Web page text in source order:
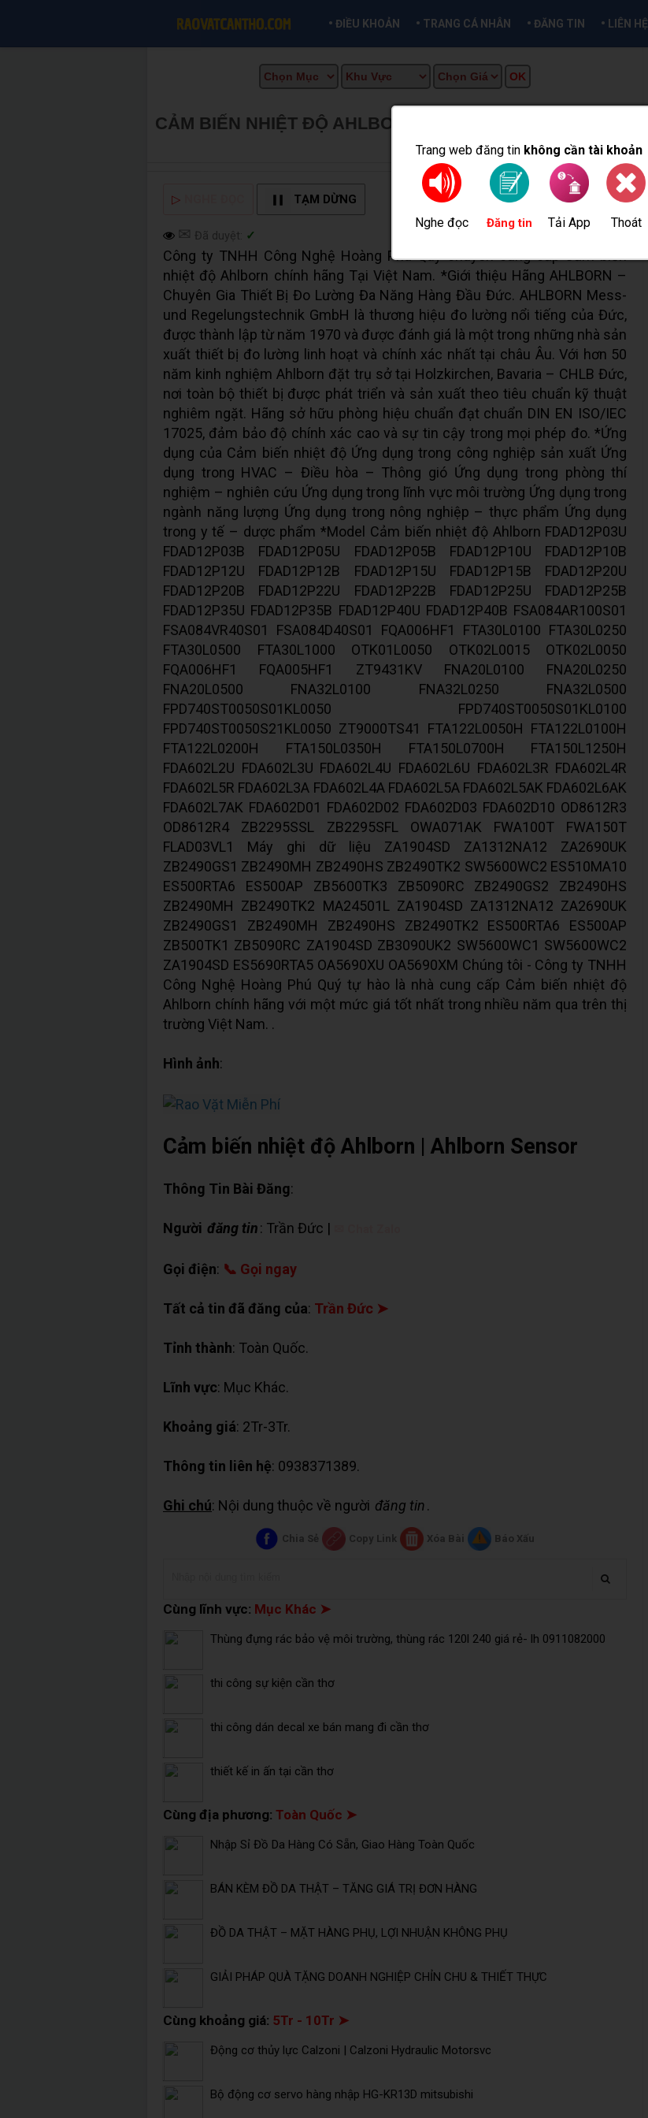
Trang web đăng tin không cần tài khoản
Nghe đọc Đăng tin Tải App Thoát
• ĐIỀU KHOẢN • TRANG CÁ NHÂN • ĐĂNG TIN • LIÊN HỆ
CẢM BIẾN NHIỆT ĐỘ AHLBORN | AHLBORN SENSOR
▷ TẠM DỪNG
✉ Đã duyệt: ✓
Công ty TNHH Công Nghệ Hoàng Phú Quý chuyên cung cấp Cảm biến
nhiệt độ Ahlborn chính hãng Tại Việt Nam. *Giới thiệu Hãng AHLBORN –
Chuyên Gia Thiết Bị Đo Lường Đa Năng Hàng Đầu Đức. AHLBORN Mess-
und Regelungstechnik GmbH là thương hiệu đo lường nổi tiếng của Đức,
được thành lập từ năm 1970 và được đánh giá là một trong những nhà sản
xuất thiết bị đo lường linh hoạt và chính xác nhất tại châu Âu. Với hơn 50
năm kinh nghiệm Ahlborn đặt trụ sở tại Holzkirchen, Bavaria – CHLB Đức,
nơi toàn bộ thiết bị được phát triển và sản xuất theo tiêu chuẩn kỹ thuật
nghiêm ngặt. Hãng sở hữu phòng hiệu chuẩn đạt chuẩn DIN EN ISO/IEC
17025, đảm bảo độ chính xác cao và sự tin cậy trong mọi phép đo. *Ứng
dụng của Cảm biến nhiệt độ Ứng dụng trong công nghiệp sản xuất Ứng
dụng trong HVAC – Điều hòa – Thông gió Ứng dụng trong phòng thí
nghiệm – nghiên cứu Ứng dụng trong lĩnh vực môi trường Ứng dụng trong
ngành năng lượng Ứng dụng trong nông nghiệp – thực phẩm Ứng dụng
trong y tế – dược phẩm *Model Cảm biến nhiệt độ Ahlborn FDAD12P03U
FDAD12P03B FDAD12P05U FDAD12P05B FDAD12P10U FDAD12P10B
FDAD12P12U FDAD12P12B FDAD12P15U FDAD12P15B FDAD12P20U
FDAD12P20B FDAD12P22U FDAD12P22B FDAD12P25U FDAD12P25B
FDAD12P35U FDAD12P35B FDAD12P40U FDAD12P40B FSA084AR100S01
FSA084VR40S01 FSA084D40S01 FQA006HF1 FTA30L0100 FTA30L0250
FTA30L0500 FTA30L1000 OTK01L0050 OTK02L0015 OTK02L0050
FQA006HF1 FQA005HF1 ZT9431KV FNA20L0100 FNA20L0250
FNA20L0500 FNA32L0100 FNA32L0250 FNA32L0500
FPD740ST0050S01KL0050 FPD740ST0050S01KL0100
FPD740ST0050S21KL0050 ZT9000TS41 FTA122L0050H FTA122L0100H
FTA122L0200H FTA150L0350H FTA150L0700H FTA150L1250H
FDA602L2U FDA602L3U FDA602L4U FDA602L6U FDA602L3R FDA602L4R
FDA602L5R FDA602L3A FDA602L4A FDA602L5A FDA602L5AK FDA602L6AK
FDA602L7AK FDA602D01 FDA602D02 FDA602D03 FDA602D10 OD8612R3
OD8612R4 ZB2295SSL ZB2295SFL OWA071AK FWA100T FWA150T
FLAD03VL1 Máy ghi dữ liệu ZA1904SD ZA1312NA12 ZA2690UK
ZB2490GS1 ZB2490MH ZB2490HS ZB2490TK2 SW5600WC2 ES510MA10
ES500RTA6 ES500AP ZB5600TK3 ZB5090RC ZB2490GS2 ZB2490HS
ZB2490MH ZB2490TK2 MA24501L ZA1904SD ZA1312NA12 ZA2690UK
ZB2490GS1 ZB2490MH ZB2490HS ZB2490TK2 ES500RTA6 ES500AP
ZB500TK1 ZB5090RC ZA1904SD ZB3090UK2 SW5600WC1 SW5600WC2
ZA1904SD ES5690RTA5 OA5690XU OA5690XM Chúng tôi - Công ty TNHH
Công Nghệ Hoàng Phú Quý tự hào là nhà cung cấp Cảm biến nhiệt độ
Ahlborn chính hãng với một mức giá tốt nhất trong nhiều năm qua trên thị
trường Việt Nam. .
Hình ảnh:
Cảm biến nhiệt độ Ahlborn | Ahlborn Sensor
Thông Tin Bài Đăng:
Người đăng tin: Trần Đức |
Gọi điện: 📞 Gọi ngay
Tất cả tin đã đăng của: Trần Đức ➤
Tỉnh thành: Toàn Quốc.
Lĩnh vực: Mục Khác.
Khoảng giá: 2Tr-3Tr.
Thông tin liên hệ: 0938371389.
Ghi chú: Nội dung thuộc về người đăng tin.
Chia Sẻ Copy Link Xóa Bài Báo Xấu
Cùng lĩnh vực: Mục Khác ➤
Thùng đựng rác bảo vệ môi trường, thùng rác 120l 240 giá rẻ- lh 0911082000
thi công sự kiện cần thơ
thi công dán decal xe bán mang đi cần thơ
thiết kế in ấn tại cần thơ
Cùng địa phương: Toàn Quốc ➤
Nhập Sỉ Đồ Da Hàng Có Sẵn, Giao Hàng Toàn Quốc
BÁN KÈM ĐỒ DA THẬT – TĂNG GIÁ TRỊ ĐƠN HÀNG
ĐỒ DA THẬT – MẶT HÀNG PHỤ, LỢI NHUẬN KHÔNG PHỤ
GIẢI PHÁP QUÀ TẶNG DOANH NGHIỆP CHỈN CHU & THIẾT THỰC
Cùng khoảng giá: 5Tr - 10Tr ➤
Động cơ thủy lực Calzoni | Calzoni Hydraulic Motorsvc
Bộ động cơ servo hàng nhập HG-KR13D mitsubishi